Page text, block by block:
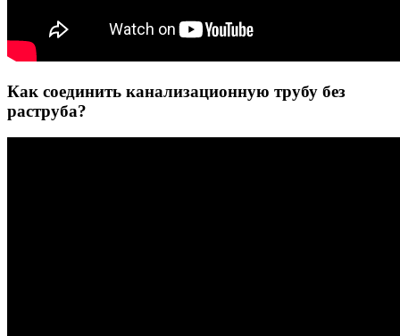
Как соединить канализационную трубу без
раструба?